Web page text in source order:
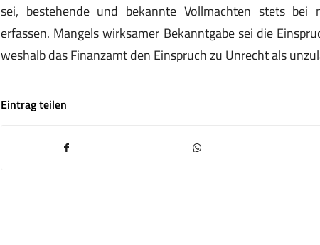
sei, bestehende und bekannte Vollmachten stets bei
erfassen. Mangels wirksamer Bekanntgabe sei die
weshalb das Finanzamt den Einspruch zu Unrecht als
Eintrag teilen